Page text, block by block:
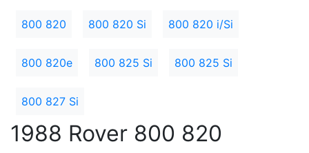
800 820 800 820 Si 800 820 i/Si
800 820e 800 825 Si 800 825 Si
800 827 Si
1988 Rover 800 820